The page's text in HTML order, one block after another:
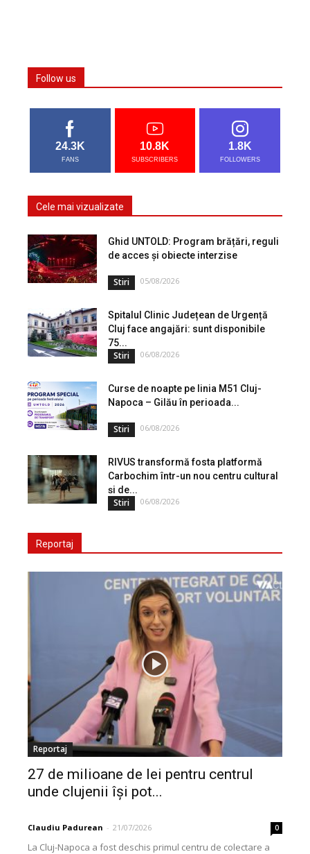
Follow us
24.3K
FANS
10.8K
SUBSCRIBERS
1.8K
FOLLOWERS
Cele mai vizualizate
Ghid UNTOLD: Program brățări, reguli
de acces și obiecte interzise
Stiri 05/08/2026
Spitalul Clinic Județean de Urgență
Cluj face angajări: sunt disponibile
75...
Stiri 06/08/2026
Curse de noapte pe linia M51 Cluj-
Napoca – Gilău în perioada...
Stiri 06/08/2026
RIVUS transformă fosta platformă
Carbochim într-un nou centru cultural
și de...
Stiri 06/08/2026
Reportaj
Reportaj
27 de milioane de lei pentru centrul
unde clujenii își pot...
Claudiu Padurean - 21/07/2026 0
La Cluj-Napoca a fost deschis primul centru de colectare a